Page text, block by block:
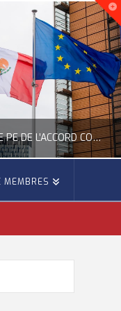
APPROBATION PAR LE PE DE L’ACCORD COMMERCIAL ENTRE L’UE ET LE MEXIQUE
DE L'UNION EUROPÉENNE
22, 2026
MEMBRES